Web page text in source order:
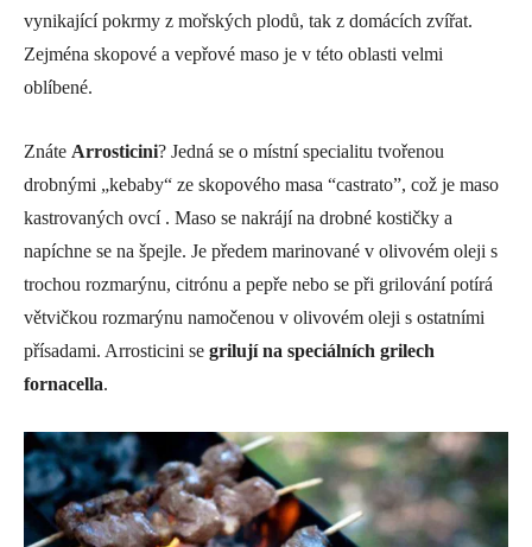
vynikající pokrmy z mořských plodů, tak z domácích zvířat.
Zejména skopové a vepřové maso je v této oblasti velmi
oblíbené.
Znáte Arrosticini? Jedná se o místní specialitu tvořenou
drobnými „kebaby“ ze skopového masa “castrato”, což je maso
kastrovaných ovcí . Maso se nakrájí na drobné kostičky a
napíchne se na špejle. Je předem marinované v olivovém oleji s
trochou rozmarýnu, citrónu a pepře nebo se při grilování potírá
větvičkou rozmarýnu namočenou v olivovém oleji s ostatními
přísadami. Arrosticini se grilují na speciálních grilech
fornacella.